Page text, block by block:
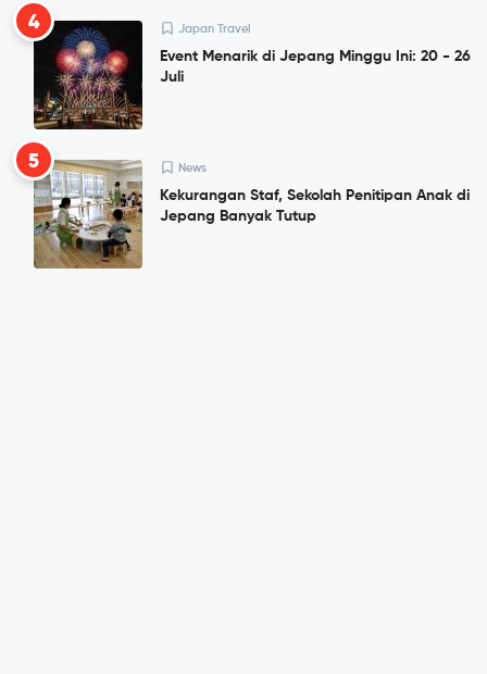
4 Japan Travel
Event Menarik di Jepang Minggu Ini: 20 - 26
Juli
5 News
Kekurangan Staf, Sekolah Penitipan Anak di
Jepang Banyak Tutup